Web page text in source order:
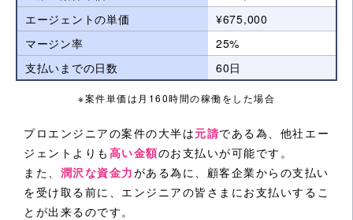
エージェントの単価
¥675,000
マージン率
25%
支払いまでの日数
60日
※案件単価は月160時間の稼働をした場合
プロエンジニアの案件の大半は元請である為、他社エー
ジェントよりも 高い金額のお支払いが可能です。
また、 潤沢な資金力がある為に、顧客企業からの支払い
を受け取る前に、エンジニアの皆さまにお支払いするこ
とが出来るのです。